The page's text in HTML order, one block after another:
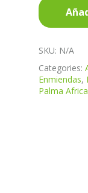
SKU: N/A
Categories:
Enmiendas,
Palma